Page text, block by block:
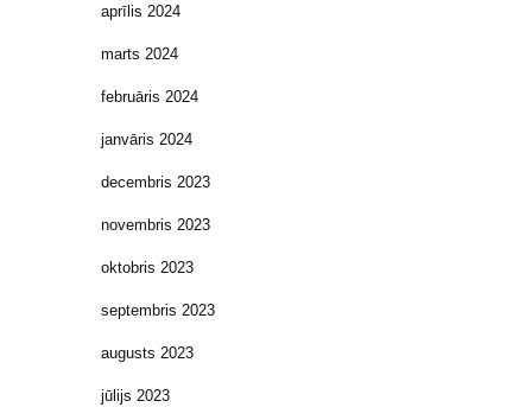
aprīlis 2024
marts 2024
februāris 2024
janvāris 2024
decembris 2023
novembris 2023
oktobris 2023
septembris 2023
augusts 2023
jūlijs 2023